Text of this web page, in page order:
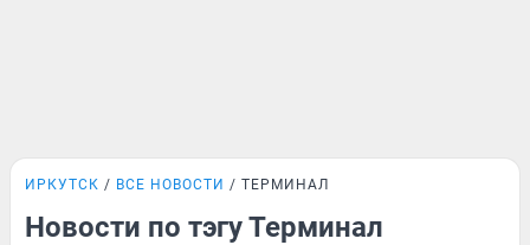
ИРКУТСК ВСЕ НОВОСТИ ТЕРМИНАЛ
Новости по тэгу Терминал